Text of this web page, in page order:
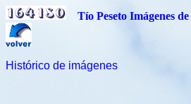
Tío Peseto Imágenes de
Histórico de imágenes